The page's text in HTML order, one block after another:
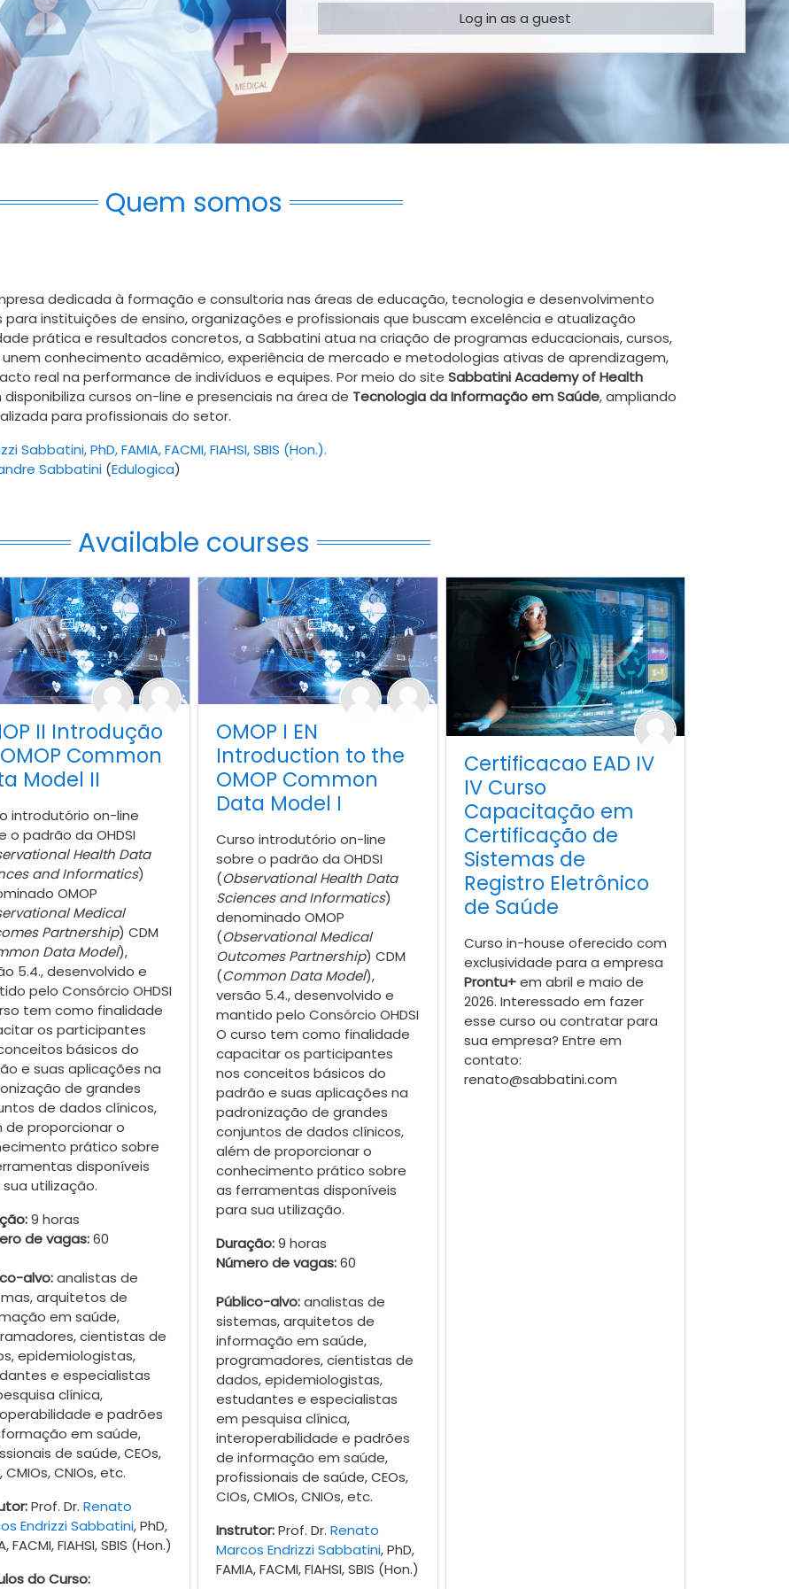
Log in as a guest
Quem somos
dedicada à formação e consultoria nas áreas de educação, tecnologia e desenvolvimento
instituições de ensino, organizações e profissionais que buscam excelência e atualização
prática e resultados concretos, a Sabbatini atua na criação de programas educacionais, cursos,
conhecimento acadêmico, experiência de mercado e metodologias ativas de aprendizagem,
real na performance de indivíduos e equipes. Por meio do site Sabbatini Academy of Health
cursos on-line e presenciais na área de Tecnologia da Informação em Saúde, ampliando
para profissionais do setor.
Sabbatini, PhD, FAMIA, FACMI, FIAHSI, SBIS (Hon.).
Sabbatini (Edulogica)
Available courses
II Introdução
Common
Model II
introdutório on-line
o padrão da OHDSI
Health Data
and Informatics)
OMOP
Medical
Partnership) CDM
Data Model),
5.4., desenvolvido e
pelo Consórcio OHDSI
tem como finalidade
os participantes
básicos do
e suas aplicações na
de grandes
de dados clínicos,
de proporcionar o
prático sobre
disponíveis
utilização.
9 horas
de vagas:60
alvo:analistas de
arquitetos de
em saúde,
cientistas de
epidemiologistas,
e especialistas
clínica,
e padrões
em saúde,
de saúde, CEOs,
CMIOs, CNIOs, etc.
Prof. Dr. Renato
Endrizzi Sabbatini, PhD,
FACMI, FIAHSI, SBIS (Hon.)
do Curso:
OMOP I EN
Introduction to the
OMOP Common
Data Model I
Curso introdutório on-line
sobre o padrão da OHDSI
(Observational Health Data
Sciences and Informatics)
denominado OMOP
(Observational Medical
Outcomes Partnership) CDM
(Common Data Model),
versão 5.4., desenvolvido e
mantido pelo Consórcio OHDSI
O curso tem como finalidade
capacitar os participantes
nos conceitos básicos do
padrão e suas aplicações na
padronização de grandes
conjuntos de dados clínicos,
além de proporcionar o
conhecimento prático sobre
as ferramentas disponíveis
para sua utilização.
Duração:9 horas
Número de vagas:60
Público-alvo:analistas de
sistemas, arquitetos de
informação em saúde,
programadores, cientistas de
dados, epidemiologistas,
estudantes e especialistas
em pesquisa clínica,
interoperabilidade e padrões
de informação em saúde,
profissionais de saúde, CEOs,
CIOs, CMIOs, CNIOs, etc.
Instrutor:Prof. Dr. Renato
Marcos Endrizzi Sabbatini, PhD,
FAMIA, FACMI, FIAHSI, SBIS (Hon.)
Certificacao EAD IV
IV Curso
Capacitação em
Certificação de
Sistemas de
Registro Eletrônico
de Saúde
Curso in-house oferecido com
exclusividade para a empresa
Prontu+em abril e maio de
2026. Interessado em fazer
esse curso ou contratar para
sua empresa? Entre em
contato:
renato@sabbatini.com